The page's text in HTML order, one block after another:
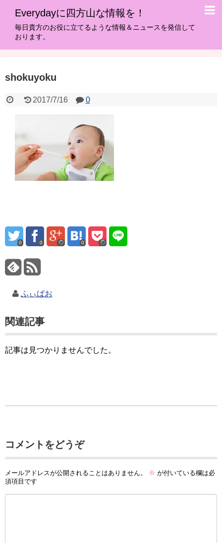
Everydayに四方山な情報を！
毎日貴方のお役に立てるような情報＆ニュースを発信して
おります。
shokuyoku
2017/7/16 0
0 0 0
ふぃばお
関連記事
記事は見つかりませんでした。
コメントをどうぞ
メールアドレスが公開されることはありません。 ※ が付いている欄は必
須項目です